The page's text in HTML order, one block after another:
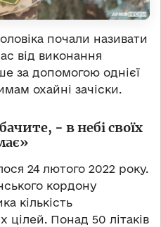
почали називати
від виконання
за допомогою однієї
охайні зачіски.
− в небі своїх
24 лютого 2022 року.
кордону
кількість
цілей. Понад 50 літаків